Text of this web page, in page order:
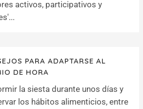
activos, participativos y
PARA ADAPTARSE AL
DE HORA
la siesta durante unos días y
los hábitos alimenticios, entre